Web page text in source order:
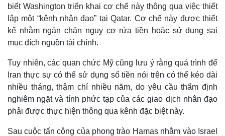
Bất động sản
Khởi nghiệp
Giá vàng
Tiêu dùng
Tỷ giá
Chứng khoán
biết Washington triển khai cơ chế này thông qua việc thiết
lập một “kênh nhân đạo” tại Qatar. Cơ chế này được thiết
kế nhằm ngăn chặn nguy cơ rửa tiền hoặc sử dụng sai
mục đích nguồn tài chính.
Tuy nhiên, các quan chức Mỹ cũng lưu ý rằng quá trình để
Iran thực sự có thể sử dụng số tiền nói trên có thể kéo dài
nhiều tháng, thậm chí nhiều năm, do yêu cầu thẩm định
nghiêm ngặt và tính phức tạp của các giao dịch nhân đạo
phải được thực hiện thông qua kênh đặc biệt này.
Sau cuộc tấn công của phong trào Hamas nhằm vào Israel